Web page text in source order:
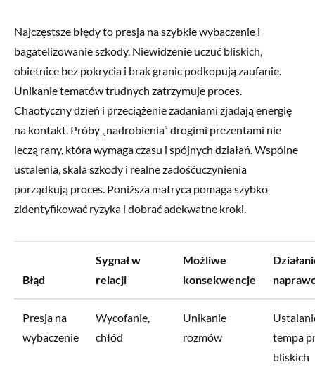
Najczęstsze błędy to presja na szybkie wybaczenie i
bagatelizowanie szkody. Niewidzenie uczuć bliskich,
obietnice bez pokrycia i brak granic podkopują zaufanie.
Unikanie tematów trudnych zatrzymuje proces.
Chaotyczny dzień i przeciążenie zadaniami zjadają energię
na kontakt. Próby „nadrobienia” drogimi prezentami nie
leczą rany, która wymaga czasu i spójnych działań. Wspólne
ustalenia, skala szkody i realne zadośćuczynienia
porządkują proces. Poniższa matryca pomaga szybko
zidentyfikować ryzyka i dobrać adekwatne kroki.
Błąd
Sygnał w
relacji
Możliwe
konsekwencje
Presja na
wybaczenie
Wycofanie,
chłód
Unikanie
rozmów
tempa
bliskich